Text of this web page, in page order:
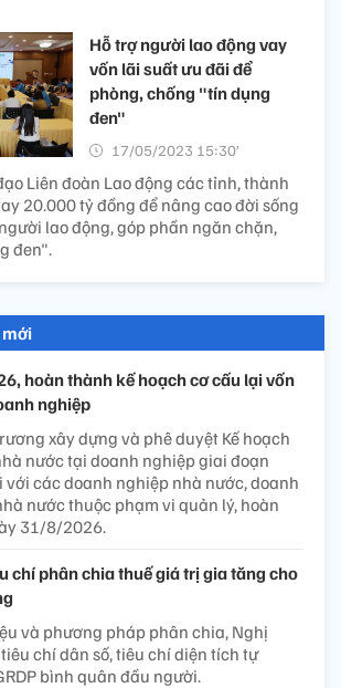
Hỗ trợ người lao động vay
vốn lãi suất ưu đãi để
phòng, chống "tín dụng
đen"
17/05/2023 15:30’
Liên đoàn Lao động các tỉnh, thành
20.000 tỷ đồng để nâng cao đời sống
lao động, góp phần ngăn chặn,
đen".
mới
hoàn thành kế hoạch cơ cấu lại vốn
nghiệp
xây dựng và phê duyệt Kế hoạch
nước tại doanh nghiệp giai đoạn
với các doanh nghiệp nhà nước, doanh
nước thuộc phạm vi quản lý, hoàn
31/8/2026.
chí phân chia thuế giá trị gia tăng cho
và phương pháp phân chia, Nghị
chí dân số, tiêu chí diện tích tự
bình quân đầu người.